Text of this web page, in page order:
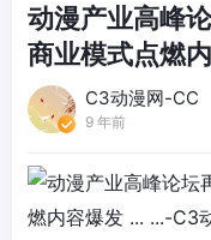
动漫产业高峰
商业模式点燃
C3动漫网-CC
9 年前